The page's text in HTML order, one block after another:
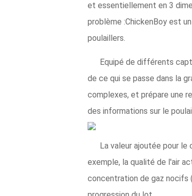
et essentiellement en 3
problème :ChickenBoy est
poulaillers.
Equipé de différents
de ce qui se passe dans la
complexes, et prépare une
des informations sur le
La valeur ajoutée pour
exemple, la qualité de l'air
concentration de gaz nocifs